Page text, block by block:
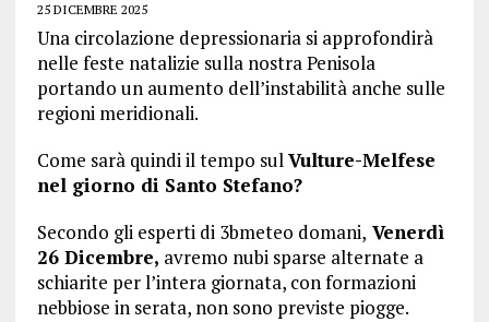
25 DICEMBRE 2025
Una circolazione depressionaria si approfondirà
nelle feste natalizie sulla nostra Penisola
portando un aumento dell’instabilità anche sulle
regioni meridionali.
Come sarà quindi il tempo sulVulture-Melfese
nel giorno di Santo Stefano?
Secondo gli esperti di 3bmeteo domani, Venerdì
26 Dicembre, avremo nubi sparse alternate a
schiarite per l’intera giornata, con formazioni
nebbiose in serata, non sono previste piogge.